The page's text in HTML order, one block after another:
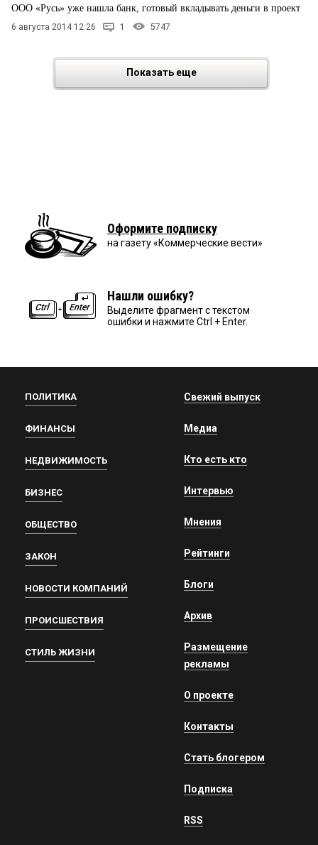
ООО «Русь» уже нашла банк, готовый вкладывать деньги в проект
6 августа 2014 12:26 1 5747
Показать еще
Оформите подписку
на газету «Коммерческие вести»
Нашли ошибку?
Выделите фрагмент с текстом
ошибки и нажмите Ctrl + Enter.
ПОЛИТИКА
ФИНАНСЫ
НЕДВИЖИМОСТЬ
БИЗНЕС
ОБЩЕСТВО
ЗАКОН
НОВОСТИ КОМПАНИЙ
ПРОИСШЕСТВИЯ
СТИЛЬ ЖИЗНИ
Свежий выпуск
Медиа
Кто есть кто
Интервью
Мнения
Рейтинги
Блоги
Архив
Размещение
рекламы
О проекте
Контакты
Стать блогером
Подписка
RSS